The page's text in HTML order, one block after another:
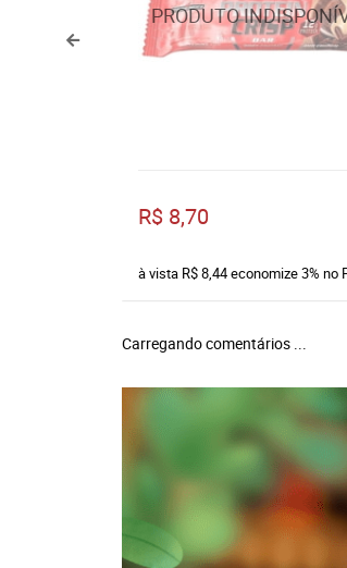
R$ 8,70
à vista R$ 8,44economize3% no
Carregando comentários ...